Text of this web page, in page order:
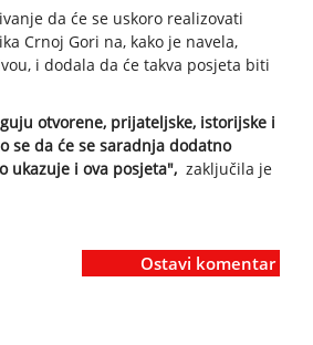
da će se uskoro realizovati
Crnoj Gori na, kako je navela,
i dodala da će takva posjeta biti
otvorene, prijateljske, istorijske i
se da će se saradnja dodatno
ukazuje i ova posjeta", zaključila je
Ostavi komentar